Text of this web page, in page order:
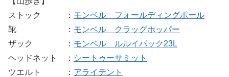
ストック ： モンベル フォールディングポール
靴 ： モンベル クラッグホッパー
ザック ： モンベル ルルイパック23L
ヘッドネット ： シートゥーサミット
ツエルト ： アライテント